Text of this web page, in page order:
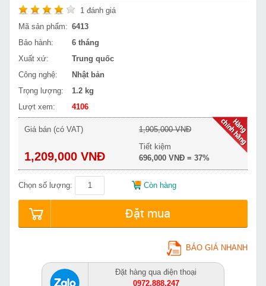
1 đánh giá
Mã sản phẩm: 6413
Bảo hành:
6 tháng
Xuất xứ:
Trung quốc
Công nghệ:
Nhật bản
Trọng lượng:
1.2 kg
Lượt xem:
4106
Giá bán (có VAT)
1,209,000 VNĐ
1,905,000 VNĐ
Tiết kiệm
696,000 VNĐ = 37%
Chọn số lượng: Còn hàng
Đặt mua
BÁO GIÁ NHANH
Đặt hàng qua điện thoại
0972.888.247